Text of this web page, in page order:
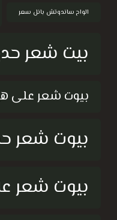
الواح ساندوتش بانل سعر
بيت شعر
بيوت شعر على
بيوت شعر
بيوت شعر